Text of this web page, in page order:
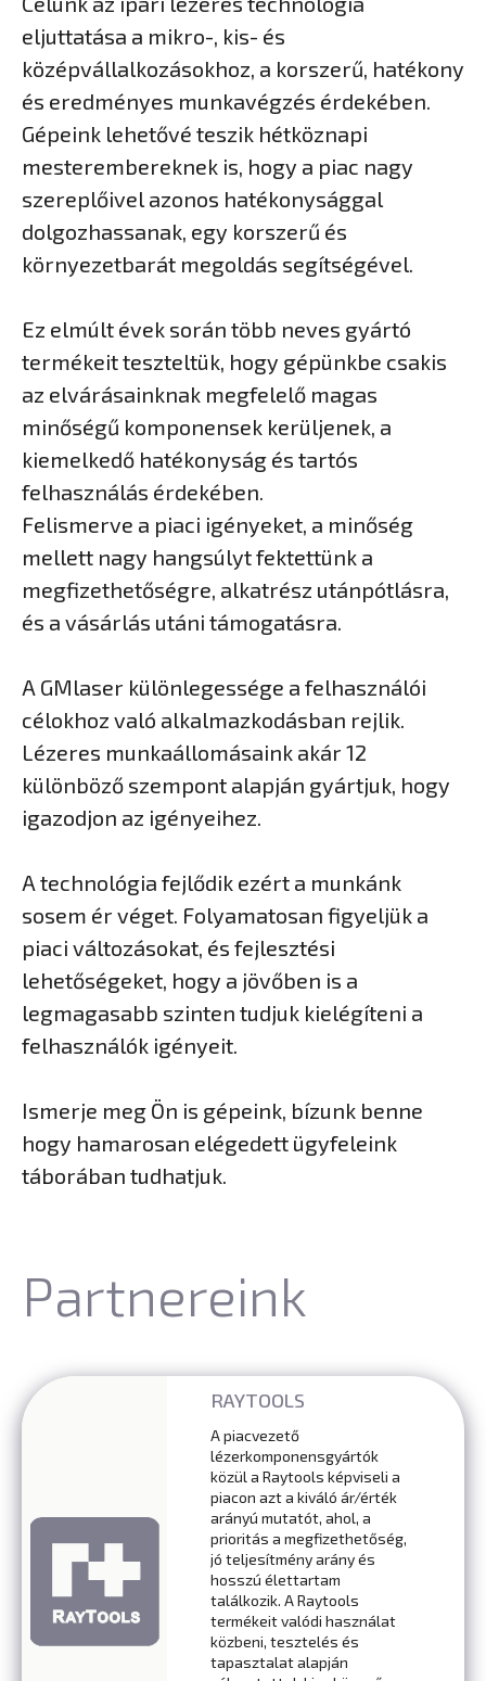
eljuttatása a mikro-, kis- és
középvállalkozásokhoz, a korszerű, hatékony
és eredményes munkavégzés érdekében.
Gépeink lehetővé teszik hétköznapi
mesterembereknek is, hogy a piac nagy
szereplőivel azonos hatékonysággal
dolgozhassanak, egy korszerű és
környezetbarát megoldás segítségével.
Ez elmúlt évek során több neves gyártó
termékeit teszteltük, hogy gépünkbe csakis
az elvárásainknak megfelelő magas
minőségű komponensek kerüljenek, a
kiemelkedő hatékonyság és tartós
felhasználás érdekében.
Felismerve a piaci igényeket, a minőség
mellett nagy hangsúlyt fektettünk a
megfizethetőségre, alkatrész utánpótlásra,
és a vásárlás utáni támogatásra.
A GMlaser különlegessége a felhasználói
célokhoz való alkalmazkodásban rejlik.
Lézeres munkaállomásaink akár 12
különböző szempont alapján gyártjuk, hogy
igazodjon az igényeihez.
A technológia fejlődik ezért a munkánk
sosem ér véget. Folyamatosan figyeljük a
piaci változásokat, és fejlesztési
lehetőségeket, hogy a jövőben is a
legmagasabb szinten tudjuk kielégíteni a
felhasználók igényeit.
Ismerje meg Ön is gépeink, bízunk benne
hogy hamarosan elégedett ügyfeleink
táborában tudhatjuk.
Partnereink
RAYTOOLS
A piacvezető
lézerkomponensgyártók
közül a Raytools képviseli a
piacon azt a kiváló ár/érték
arányú mutatót, ahol, a
prioritás a megfizethetőség,
jó teljesítmény arány és
hosszú élettartam
találkozik. A Raytools
termékeit valódi használat
közbeni, tesztelés és
tapasztalat alapján